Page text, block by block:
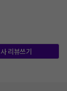
리뷰쓰기